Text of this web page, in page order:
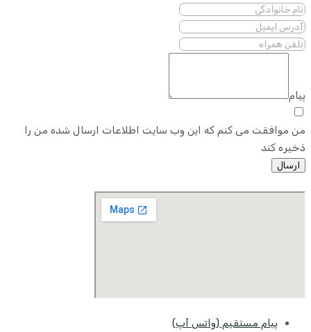
پیام
من موافقت می کنم که این وب سایت اطلاعات ارسال شده من را
ذخیره کند
ارسال
پیام مستقیم (واتس آپ)